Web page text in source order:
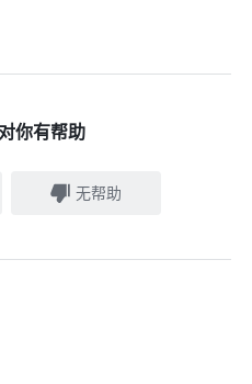
你有帮助
无帮助